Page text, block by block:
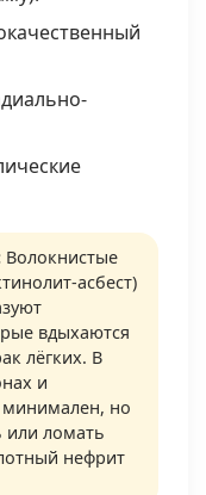
Волокнистые
асбест)
вдыхаются
лёгких. В
и
но
или ломать
нефрит